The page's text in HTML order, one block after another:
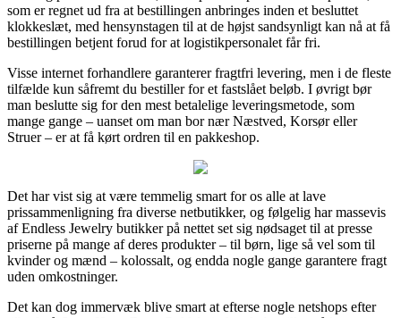
som er regnet ud fra at bestillingen anbringes inden et besluttet
klokkeslæt, med hensynstagen til at de højst sandsynligt kan nå at få
bestillingen betjent forud for at logistikpersonalet får fri.
Visse internet forhandlere garanterer fragtfri levering, men i de fleste
tilfælde kun såfremt du bestiller for et fastslået beløb. I øvrigt bør
man beslutte sig for den mest betalelige leveringsmetode, som
mange gange – uanset om man bor nær Næstved, Korsør eller
Struer – er at få kørt ordren til en pakkeshop.
Det har vist sig at være temmelig smart for os alle at lave
prissammenligning fra diverse netbutikker, og følgelig har massevis
af Endless Jewelry butikker på nettet set sig nødsaget til at presse
priserne på mange af deres produkter – til børn, lige så vel som til
kvinder og mænd – kolossalt, og endda nogle gange garantere fragt
uden omkostninger.
Det kan dog immervæk blive smart at efterse nogle netshops efter